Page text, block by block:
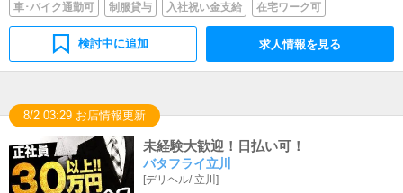
車･バイク通勤可
制服貸与 入社祝い金支給 在宅ワーク可
検討中に追加 求人情報を見る
8/2 03:29 お店情報更新
未経験大歓迎！日払い可！
バタフライ立川
[デリヘル/ 立川]